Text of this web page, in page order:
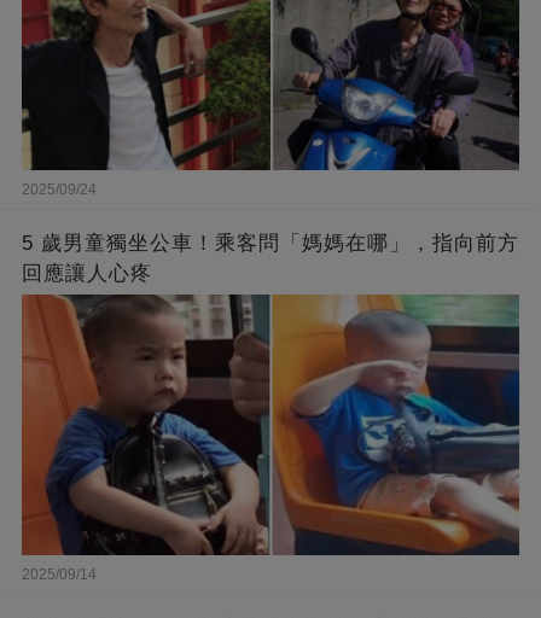
2025/09/24
5 歲男童獨坐公車！乘客問「媽媽在哪」，指向前方
回應讓人心疼
2025/09/14